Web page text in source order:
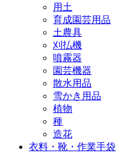
用土
育成園芸用品
土農具
刈払機
噴霧器
園芸機器
散水用品
雪かき用品
植物
種
造花
衣料・靴・作業手袋